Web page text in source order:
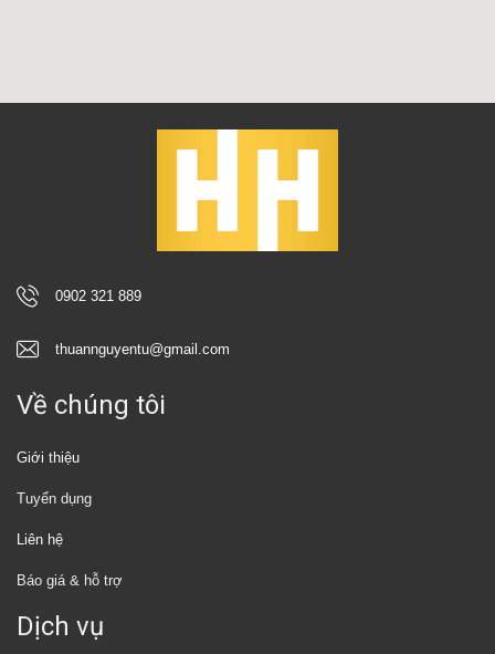
0902 321 889
thuannguyentu@gmail.com
Về chúng tôi
Giới thiệu
Tuyển dụng
Liên hệ
Báo giá & hỗ trợ
Dịch vụ